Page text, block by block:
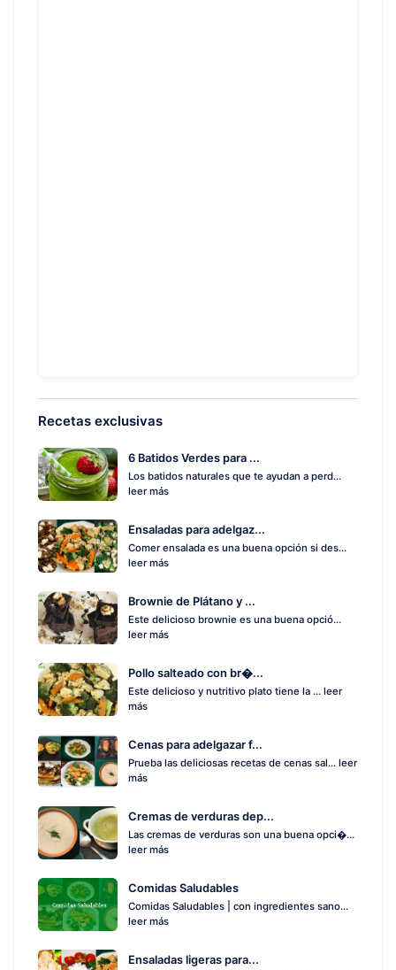
Recetas exclusivas
6 Batidos Verdes para ...
Los batidos naturales que te ayudan a perd...
leer más
Ensaladas para adelgaz...
Comer ensalada es una buena opción si des...
leer más
Brownie de Plátano y ...
Este delicioso brownie es una buena opció...
leer más
Pollo salteado con br�...
Este delicioso y nutritivo plato tiene la ... leer
más
Cenas para adelgazar f...
Prueba las deliciosas recetas de cenas sal... leer
más
Cremas de verduras dep...
Las cremas de verduras son una buena opci�...
leer más
Comidas Saludables
Comidas Saludables | con ingredientes sano...
leer más
Ensaladas ligeras para...